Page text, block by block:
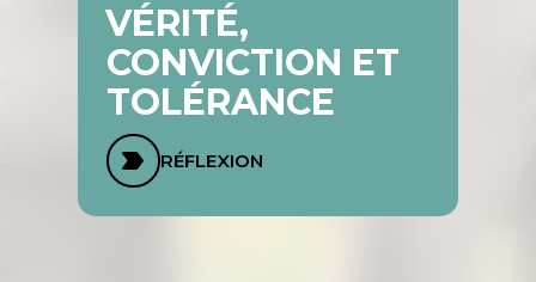
VÉRITÉ,
CONVICTION ET
TOLÉRANCE
RÉFLEXION